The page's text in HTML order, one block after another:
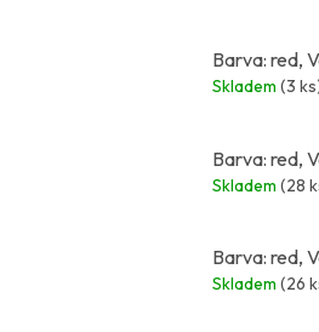
Barva: red,
Skladem (3
Barva: red,
Skladem (28
Barva: red,
Skladem (26